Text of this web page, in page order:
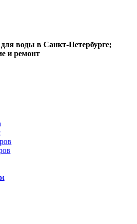
воды в Санкт-Петербурге;
и ремонт